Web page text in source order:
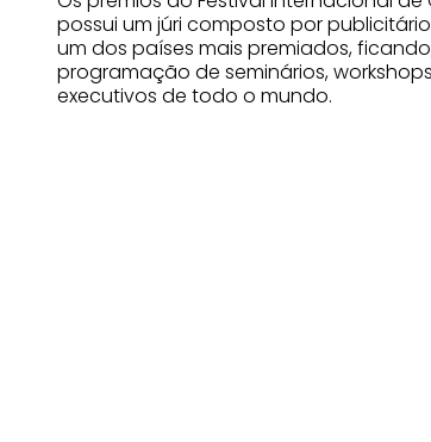
possui um júri composto por
um dos países mais premiados,
programação de seminários,
executivos de todo o mundo.